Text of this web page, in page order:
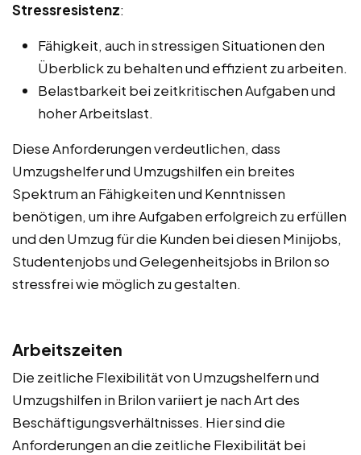
Stressresistenz:
Fähigkeit, auch in stressigen Situationen den
Überblick zu behalten und effizient zu arbeiten.
Belastbarkeit bei zeitkritischen Aufgaben und
hoher Arbeitslast.
Diese Anforderungen verdeutlichen, dass
Umzugshelfer und Umzugshilfen ein breites
Spektrum an Fähigkeiten und Kenntnissen
benötigen, um ihre Aufgaben erfolgreich zu erfüllen
und den Umzug für die Kunden bei diesen Minijobs,
Studentenjobs und Gelegenheitsjobs in Brilon so
stressfrei wie möglich zu gestalten.
Arbeitszeiten
Die zeitliche Flexibilität von Umzugshelfern und
Umzugshilfen in Brilon variiert je nach Art des
Beschäftigungsverhältnisses. Hier sind die
Anforderungen an die zeitliche Flexibilität bei